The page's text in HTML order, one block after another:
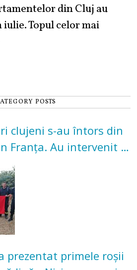
din Cluj au
iulie. Topul celor mai
POSTS
clujeni s-au întors din
Franța. Au intervenit la
și pădure
prezentat primele roșii